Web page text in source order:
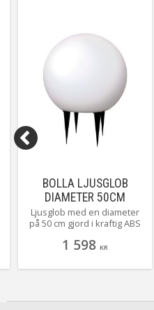
BOLLA LJUSGLOB
DIAMETER 50CM
Ljusglob med en diameter
på 50 cm gjord i kraftig ABS
solen. Med sin E27 sockel
ljuskälla.
1 598 KR